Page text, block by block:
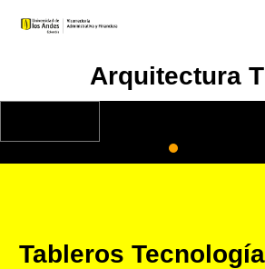
Arquitectura
Tableros